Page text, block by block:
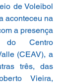
de Voleibol
aconteceu na
a presença
Centro
(CEAV), a
três, das
Vieira,